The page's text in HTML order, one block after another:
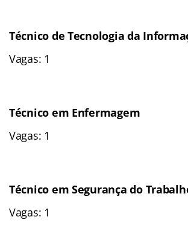
Técnico de Tecnologia da
Vagas: 1
Técnico em Enfermagem
Vagas: 1
Técnico em Segurança do
Vagas: 1